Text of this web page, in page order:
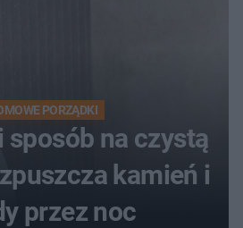
PORZĄDKI
sposób na czystą
kamień i
przez noc